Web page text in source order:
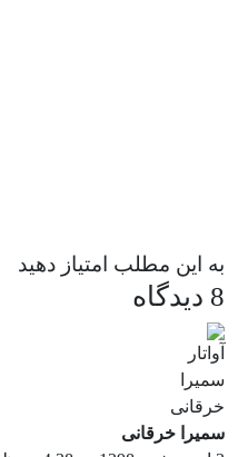
به این مطلب امتیاز دهید
8 دیدگاه
سمیرا خرقانی